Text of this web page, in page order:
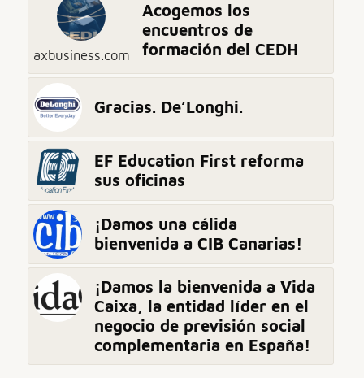
axbusiness.com
Acogemos los
encuentros de
formación del CEDH
Gracias. De’Longhi.
EF Education First reforma
sus oficinas
¡Damos una cálida
bienvenida a CIB Canarias!
¡Damos la bienvenida a Vida
Caixa, la entidad líder en el
negocio de previsión social
complementaria en España!